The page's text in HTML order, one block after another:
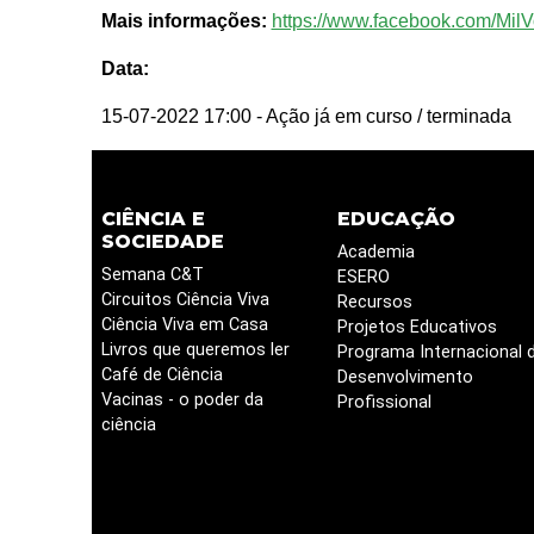
Mais informações: https://www.facebook.com/
Data:
15-07-2022 17:00 - Ação já em curso / terminada
CIÊNCIA E
SOCIEDADE
Semana C&T
Circuitos Ciência Viva
Ciência Viva em Casa
Livros que queremos ler
Café de Ciência
Vacinas - o poder da
ciência
EDUCAÇÃO
Academia
ESERO
Recursos
Projetos Educativos
Programa Internacional
Desenvolvimento
Profissional